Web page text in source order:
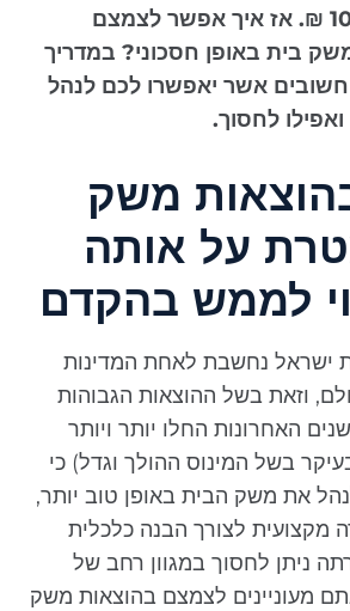
בממוצע ב 10,000 ₪. אז איך אפשר לצמצם
בית באופן חסכוני? במדריך
אשר יאפשרו לכם לנהל
לחסוך.
משק
על אותה
לממש בהקדם
ישראל נחשבת לאחת המדינות
וזאת בשל ההוצאות הגבוהות
האחרונות החלו יותר ויותר
בשל המינוס ההולך וגדל) כי
את משק הבית באופן טוב יותר,
מקצועית לצורך הבנה כלכלית
ניתן לחסוך במגוון רחב של
מעוניינים לצמצם בהוצאות משק